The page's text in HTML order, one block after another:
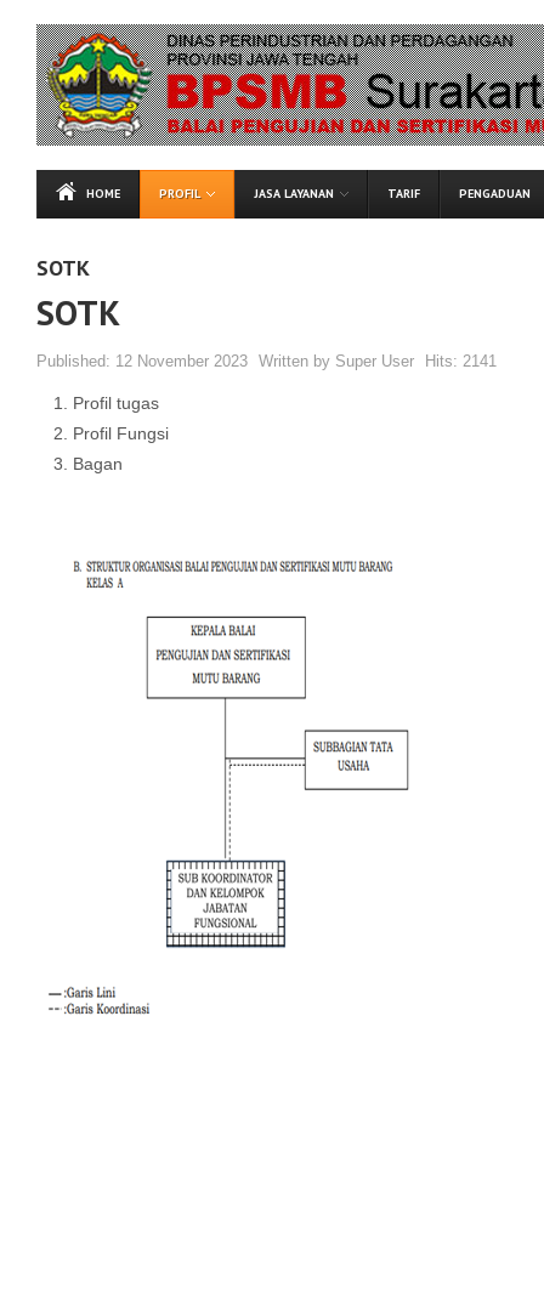
HOME PROFIL JASA LAYANAN TARIF PENGADUAN
SOTK
SOTK
Published: 12 November 2023 Written by Super User Hits: 2141
Profil tugas
Profil Fungsi
Bagan